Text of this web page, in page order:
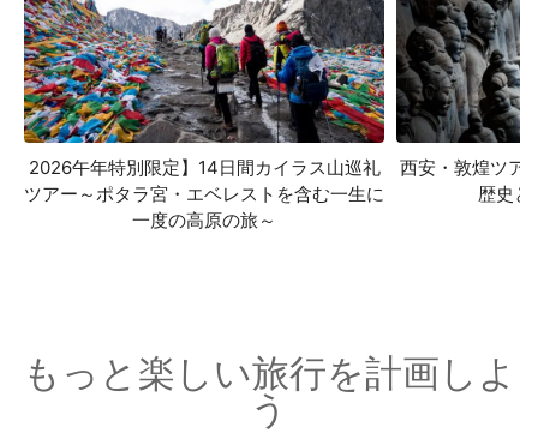
2026午年特別限定】14日間カイラス山巡礼
ツアー～ポタラ宮・エベレストを含む一生に
一度の高原の旅～
西安・敦煌ツア
歴史と
もっと楽しい旅行を計画しよ
う